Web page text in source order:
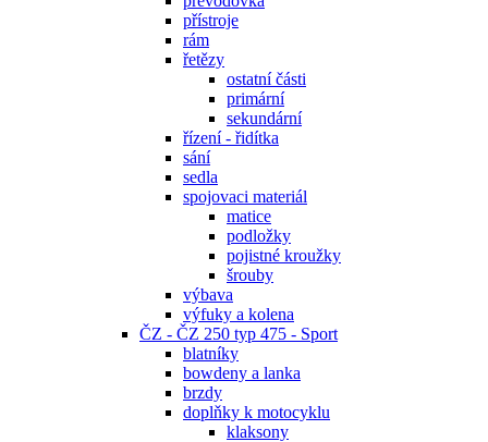
přístroje
rám
řetězy
ostatní části
primární
sekundární
řízení - řidítka
sání
sedla
spojovaci materiál
matice
podložky
pojistné kroužky
šrouby
výbava
výfuky a kolena
ČZ - ČZ 250 typ 475 - Sport
blatníky
bowdeny a lanka
brzdy
doplňky k motocyklu
klaksony